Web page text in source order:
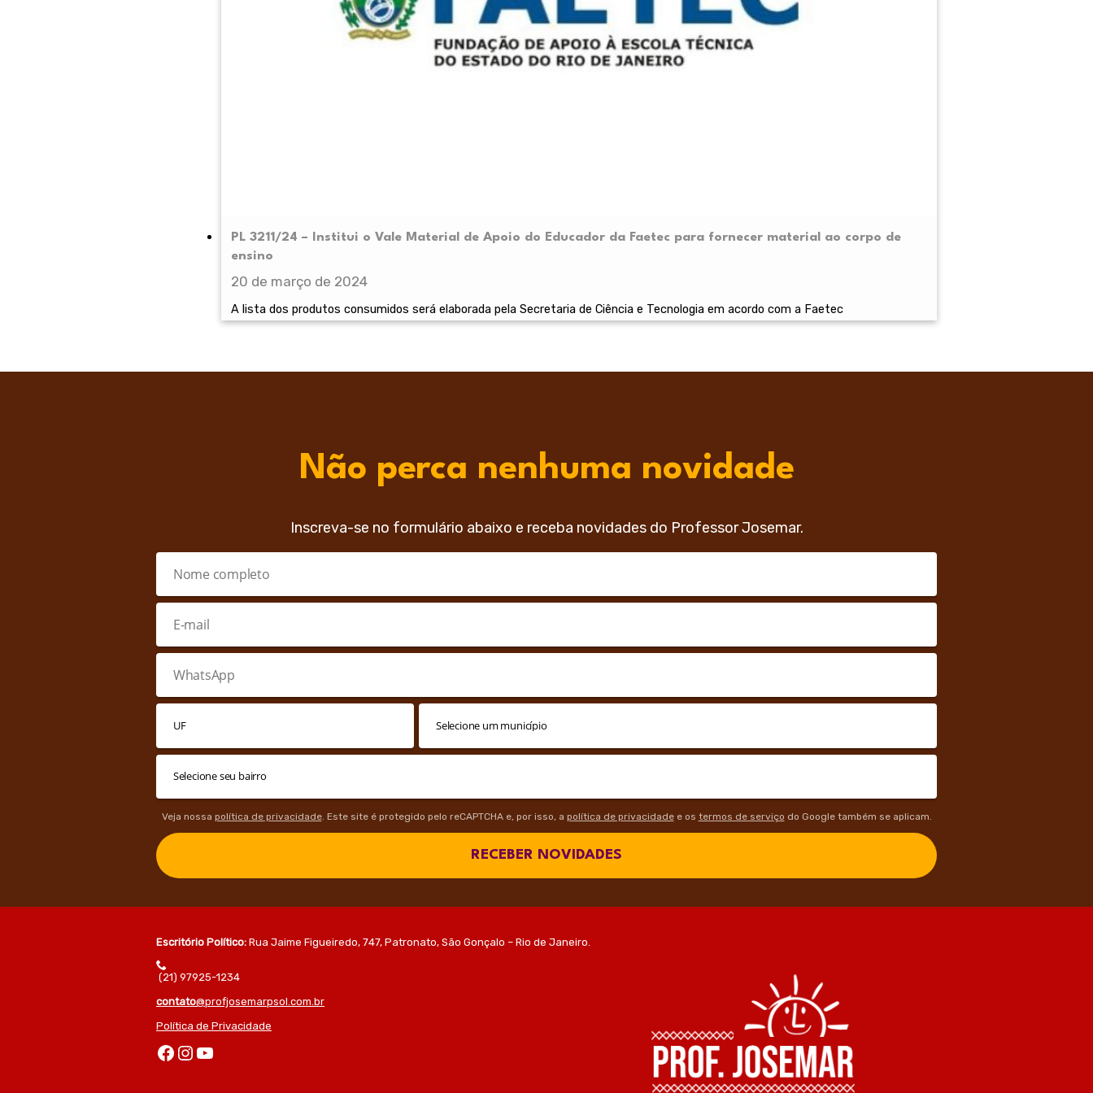
PL 3211/24 – Institui o Vale Material de Apoio do Educador da Faetec para fornecer material ao corpo de
ensino
20 de março de 2024
A lista dos produtos consumidos será elaborada pela Secretaria de Ciência e Tecnologia em acordo com a Faetec
Não perca nenhuma novidade
Inscreva-se no formulário abaixo e receba novidades do Professor Josemar.
Veja nossa política de privacidade. Este site é protegido pelo reCAPTCHA e, por isso, a política de privacidadee os termos de serviço do Google também se aplicam.
RECEBER NOVIDADES
Escritório Político: Rua Jaime Figueiredo, 747, Patronato, São Gonçalo – Rio de Janeiro.
(21) 97925-1234
contato@profjosemarpsol.com.br
Política de Privacidade
Facebook Instagram Youtube